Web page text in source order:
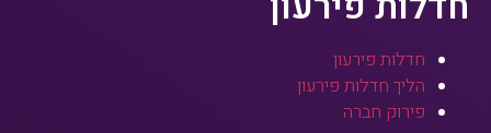
חדלות פירעון
הליך חדלות פירעון
פירוק חברה